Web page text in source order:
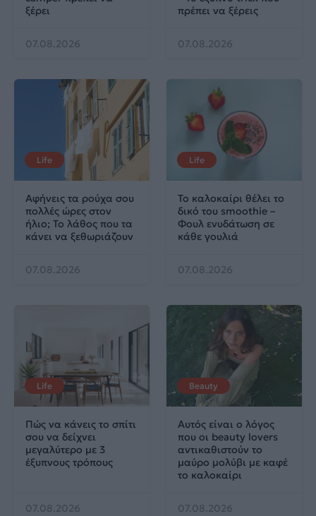
ξέρει
07.08.2026
πρέπει να ξέρεις
07.08.2026
Life
Αφήνεις τα ρούχα σου
πολλές ώρες στον
ήλιο; Το λάθος που τα
κάνει να ξεθωριάζουν
07.08.2026
Life
Το καλοκαίρι θέλει το
δικό του smoothie –
Φουλ ενυδάτωση σε
κάθε γουλιά
07.08.2026
Life
Πώς να κάνεις το σπίτι
σου να δείχνει
μεγαλύτερο με 3
έξυπνους τρόπους
07.08.2026
Beauty
Αυτός είναι ο λόγος
που οι beauty lovers
αντικαθιστούν το
μαύρο μολύβι με καφέ
το καλοκαίρι
07.08.2026